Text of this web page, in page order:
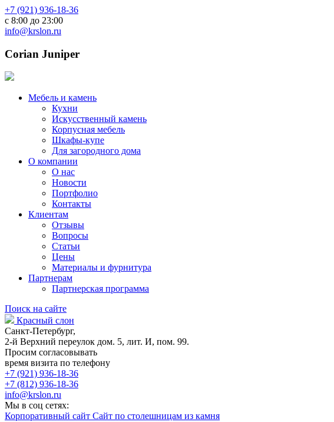
+7 (921) 936-18-36
с 8:00 до 23:00
info@krslon.ru
Corian Juniper
Мебель и камень
Кухни
Искусственный камень
Корпусная мебель
Шкафы-купе
Для загородного дома
О компании
О нас
Новости
Портфолио
Контакты
Клиентам
Отзывы
Вопросы
Статьи
Цены
Материалы и фурнитура
Партнерам
Партнерская программа
Поиск на сайте
Красный слон
Санкт-Петербург,
2-й Верхний переулок дом. 5, лит. И, пом. 99.
Просим согласовывать
время визита по телефону
+7 (921) 936-18-36
+7 (812) 936-18-36
info@krslon.ru
Мы в соц сетях:
Корпоративный сайт Сайт по столешницам из камня